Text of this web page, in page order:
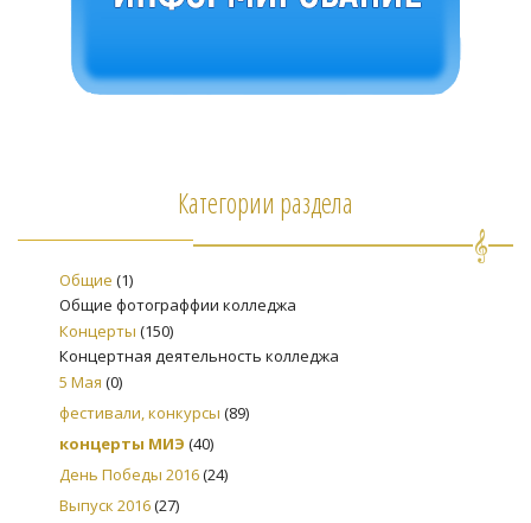
Категории раздела
Общие (1)
Общие фотограффии колледжа
Концерты (150)
Концертная деятельность колледжа
5 Мая (0)
фестивали, конкурсы (89)
концерты МИЭ (40)
День Победы 2016(24)
Выпуск 2016(27)